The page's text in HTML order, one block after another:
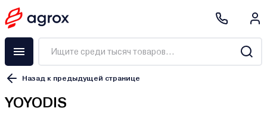
Назад к предыдущей странице
YOYODIS